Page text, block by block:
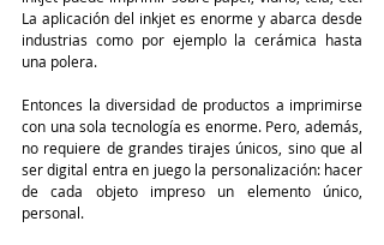
La aplicación del inkjet es enorme y abarca desde
industrias como por ejemplo la cerámica hasta
una polera.
Entonces la diversidad de productos a imprimirse
con una sola tecnología es enorme. Pero, además,
no requiere de grandes tirajes únicos, sino que al
ser digital entra en juego la personalización: hacer
de cada objeto impreso un elemento único,
personal.